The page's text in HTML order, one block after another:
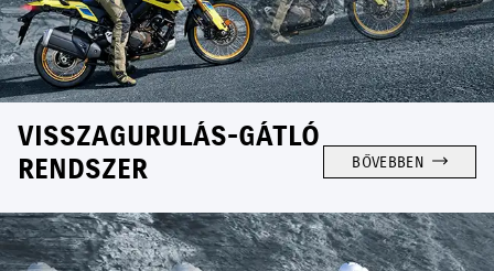
VISSZAGURULÁS-GÁTLÓ
RENDSZER
BŐVEBBEN